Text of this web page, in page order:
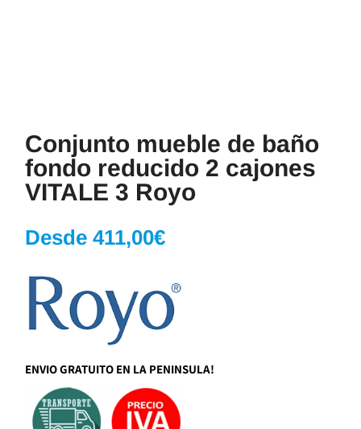
Conjunto mueble de baño
fondo reducido 2 cajones
VITALE 3 Royo
Desde 411,00€
ENVIO GRATUITO EN LA PENINSULA!